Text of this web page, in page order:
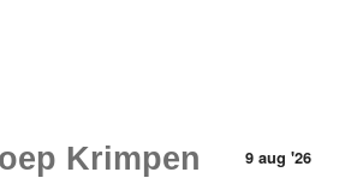
Krimpen 9 aug '26